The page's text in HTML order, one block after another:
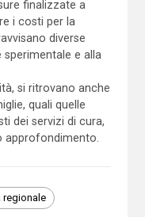
finalizzate a
i costi per la
diverse
e alla
si ritrovano anche
quali quelle
dei servizi di cura,
approfondimento.
regionale